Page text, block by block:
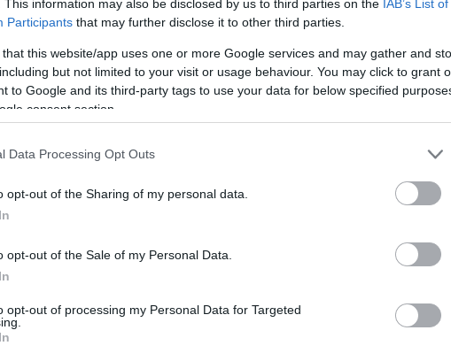
This information may also be disclosed by us to third parties on the IAB’s List of
Participants that may further disclose it to other third parties.
that this website/app uses one or more Google services and may gather and
but not limited to your visit or usage behaviour. You may click to grant
to Google and its third-party tags to use your data for below specified
consent section.
Data Processing Opt Outs
opt-out of the Sharing of my personal data.
opt-out of the Sale of my Personal Data.
opt-out of processing my Personal Data for Targeted
bokszban Leclerc és Verstappen között, de nem tűnt
rövidesen az első próbálkozások.
- méghozzá nem is akármilyen helyeken -, a két
Vettel továbbjutása a pozitív meglepetés:
2 napja
Newey